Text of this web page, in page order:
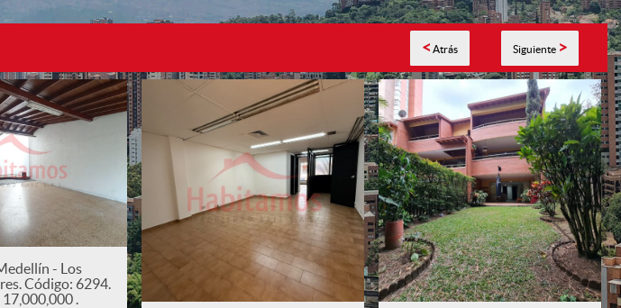
< Atrás Siguiente >
- Los
Código: 6294.
.